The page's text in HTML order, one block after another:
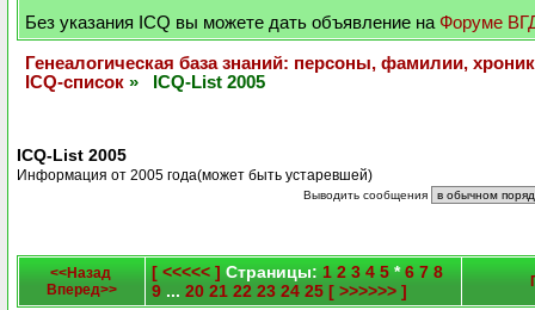
Без указания ICQ вы можете дать объявление на Форуме
Генеалогическая база знаний: персоны, фамилии,
ICQ-список » ICQ-List 2005
ICQ-List 2005
Информация от 2005 года(может быть устаревшей)
Выводить сообщения
<<Назад
Вперед>>
[ <<<<< ] Страницы: 1 2 3 4 5 *6 7 8
9 ... 20 21 22 23 24 25 [ >>>>>> ]